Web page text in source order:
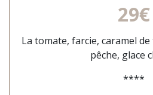
29€
La tomate, farcie, caramel
pêche, glace
****